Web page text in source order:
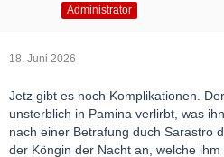
Administrator
18. Juni 2026
Jetz gibt es noch Komplikationen.
unsterblich in Pamina verlirbt, was
nach einer Betrafung duch Sarastro
der Köngin der Nacht an, welche